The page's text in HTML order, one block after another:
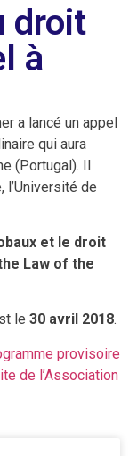
droit
à
a lancé un appel
qui aura
(Portugal). Il
l’Université de
et le droit
Law of the
le 30 avril 2018.
provisoire
de l’Association